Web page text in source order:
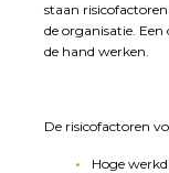
staan
de organisatie.
de hand werken.
De risicofactoren
Hoge